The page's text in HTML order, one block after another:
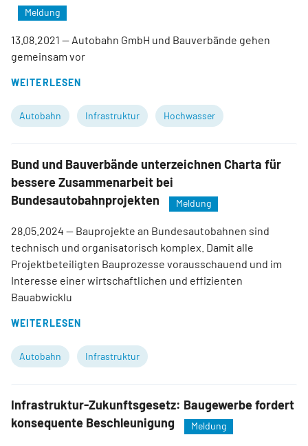
Meldung
13.08.2021 — Autobahn GmbH und Bauverbände gehen
gemeinsam vor
WEITERLESEN
Autobahn Infrastruktur Hochwasser
Bund und Bauverbände unterzeichnen Charta für
bessere Zusammenarbeit bei
Bundesautobahnprojekten
Meldung
28.05.2024 — Bauprojekte an Bundesautobahnen sind
technisch und organisatorisch komplex. Damit alle
Projektbeteiligten Bauprozesse vorausschauend und im
Interesse einer wirtschaftlichen und effizienten
Bauabwicklu
WEITERLESEN
Autobahn Infrastruktur
Infrastruktur-Zukunftsgesetz: Baugewerbe fordert
konsequente Beschleunigung
Meldung